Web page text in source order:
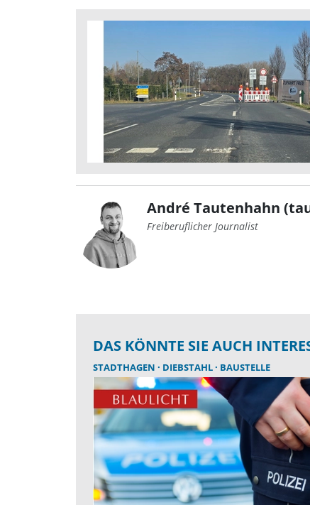
André Tautenhahn
Freiberuflicher Journalist
DAS KÖNNTE SIE AUCH
STADTHAGEN DIEBSTAHL BAUSTELLE